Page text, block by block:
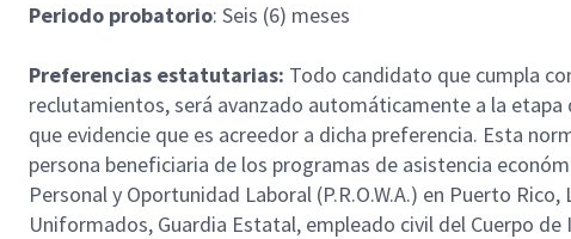
Periodo probatorio: Seis (6) meses
Preferencias estatutarias: Todo candidato que cumpla
reclutamientos, será avanzado automáticamente a la
que evidencie que es acreedor a dicha preferencia. Esta
persona beneficiaria de los programas de asistencia
Personal y Oportunidad Laboral (P.R.O.W.A.) en Puerto
Uniformados, Guardia Estatal, empleado civil del Cuerpo